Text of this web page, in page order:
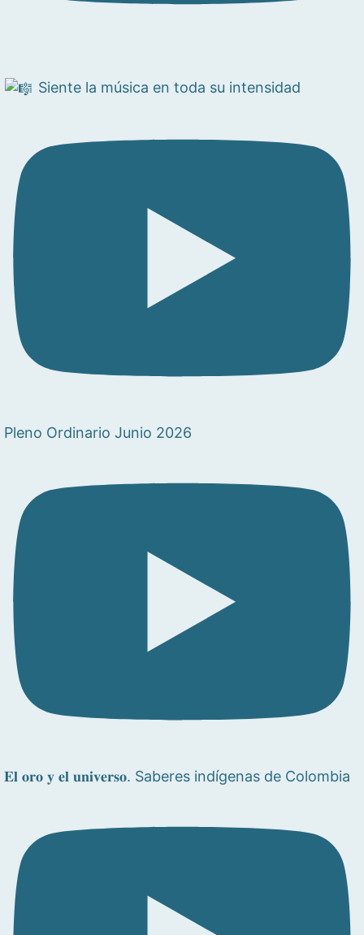
Siente la música en toda su intensidad
Pleno Ordinario Junio 2026
𝐄𝐥 𝐨𝐫𝐨 𝐲 𝐞𝐥 𝐮𝐧𝐢𝐯𝐞𝐫𝐬𝐨. Saberes indígenas de Colombia